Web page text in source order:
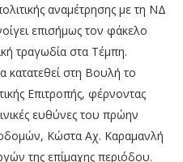
αναμέτρησης με τη ΝΔ
επισήμως τον φάκελο
τραγωδία στα Τέμπη.
κατατεθεί στη Βουλή το
Επιτροπής, φέρνοντας
ευθύνες του πρώην
Κώστα Αχ. Καραμανλή
της επίμαχης περιόδου.